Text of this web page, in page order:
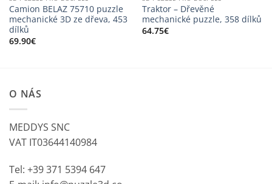
Camion BELAZ 75710 puzzle
mechanické 3D ze dřeva, 453
dílků
69.90€
Traktor – Dřevěné
mechanické puzzle, 358 dílků
64.75€
O NÁS
MEDDYS SNC
VAT IT03644140984
Tel: +39 371 5394 647